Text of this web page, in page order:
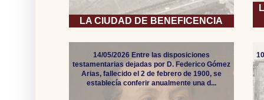
LA CIUDAD DE BENEFICENCIA
14/05/2026 Entre las disposiciones
testamentarias dejadas por D. Federico Gómez
Arias, fallecido el 2 de febrero de 1900, se
establecía conferir anualmente una d...